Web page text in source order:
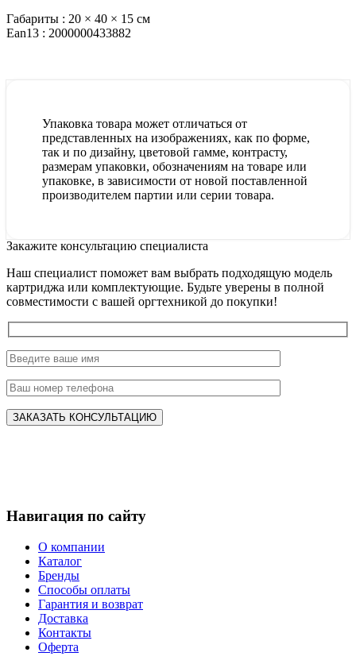
Габариты : 20 × 40 × 15 см
Ean13 : 2000000433882
Упаковка товара может отличаться от
представленных на изображениях, как по форме,
так и по дизайну, цветовой гамме, контрасту,
размерам упаковки, обозначениям на товаре или
упаковке, в зависимости от новой поставленной
производителем партии или серии товара.
Закажите консультацию специалиста
Наш специалист поможет вам выбрать подходящую модель
картриджа или комплектующие. Будьте уверены в полной
совместимости с вашей оргтехникой до покупки!
Навигация по сайту
О компании
Каталог
Бренды
Способы оплаты
Гарантия и возврат
Доставка
Контакты
Оферта